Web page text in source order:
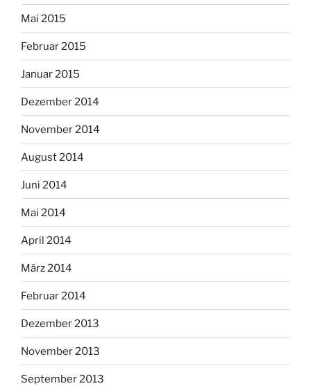
Mai 2015
Februar 2015
Januar 2015
Dezember 2014
November 2014
August 2014
Juni 2014
Mai 2014
April 2014
März 2014
Februar 2014
Dezember 2013
November 2013
September 2013